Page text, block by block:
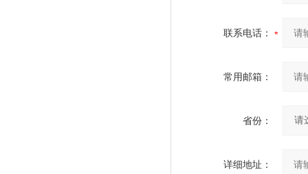
联系电话：
常用邮箱：
省份：
详细地址：